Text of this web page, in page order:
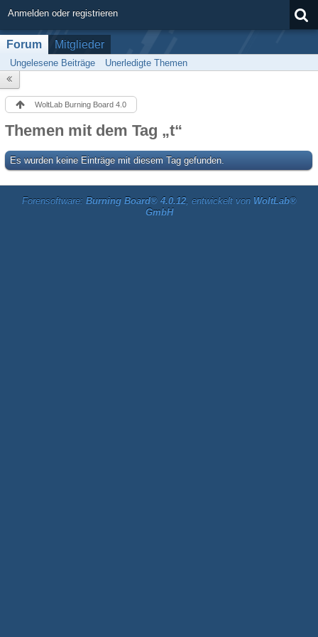
Anmelden oder registrieren
Forum Mitglieder
Ungelesene Beiträge Unerledigte Themen
WoltLab Burning Board 4.0
Themen mit dem Tag „t“
Es wurden keine Einträge mit diesem Tag gefunden.
Forensoftware: Burning Board® 4.0.12, entwickelt von WoltLab®
GmbH